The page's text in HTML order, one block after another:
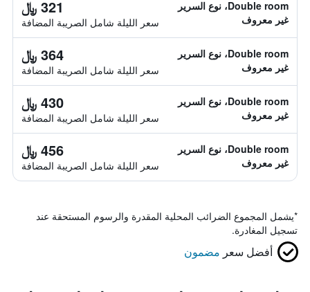
Double room، نوع السرير
غير معروف
321 ﷼
سعر الليلة شامل الصريبة المضافة
Double room، نوع السرير
غير معروف
364 ﷼
سعر الليلة شامل الصريبة المضافة
Double room، نوع السرير
غير معروف
430 ﷼
سعر الليلة شامل الصريبة المضافة
Double room، نوع السرير
غير معروف
456 ﷼
سعر الليلة شامل الصريبة المضافة
*يشمل المجموع الضرائب المحلية المقدرة والرسوم المستحقة عند
تسجيل المغادرة.
أفضل سعر مضمون